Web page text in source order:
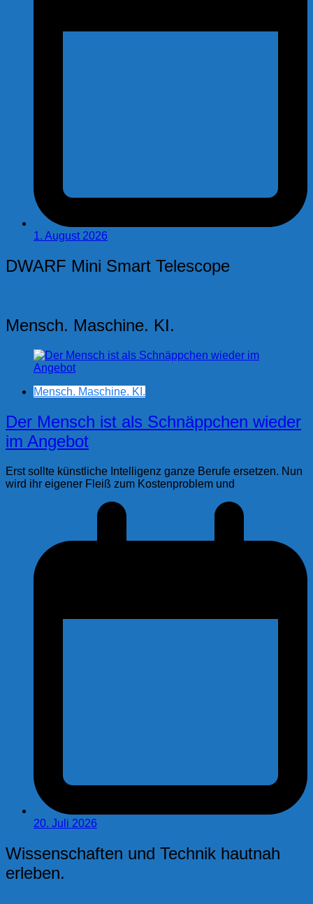
1. August 2026
DWARF Mini Smart Telescope
Mensch. Maschine. KI.
Mensch. Maschine. KI.
Der Mensch ist als Schnäppchen wieder
im Angebot
Erst sollte künstliche Intelligenz ganze Berufe ersetzen. Nun
wird ihr eigener Fleiß zum Kostenproblem und
20. Juli 2026
Wissenschaften und Technik hautnah
erleben.